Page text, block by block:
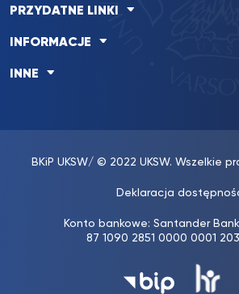
PRZYDATNE LINKI
INFORMACJE
INNE
BKiP UKSW/ © 2022 UKSW. Wszelkie
Deklaracja
Konto bankowe: Santander Bank
87 1090 2851 0000 0001